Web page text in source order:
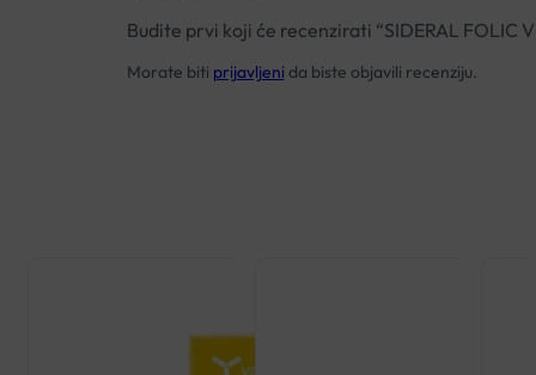
Budite prvi koji će recenzirati “SIDERAL FOLIC
Morate biti prijavljeni da biste objavili recenziju.